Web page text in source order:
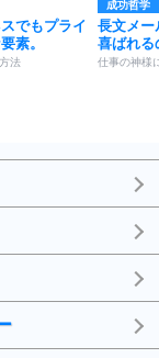
でもプライ
素。
法
成功哲学
長文メー
喜ばれる
仕事の神様